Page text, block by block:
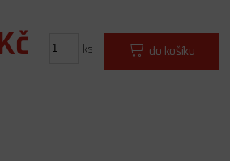
ks do košíku